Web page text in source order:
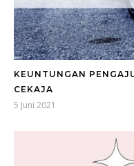
KEUNTUNGAN
CEKAJA
5 Juni 2021